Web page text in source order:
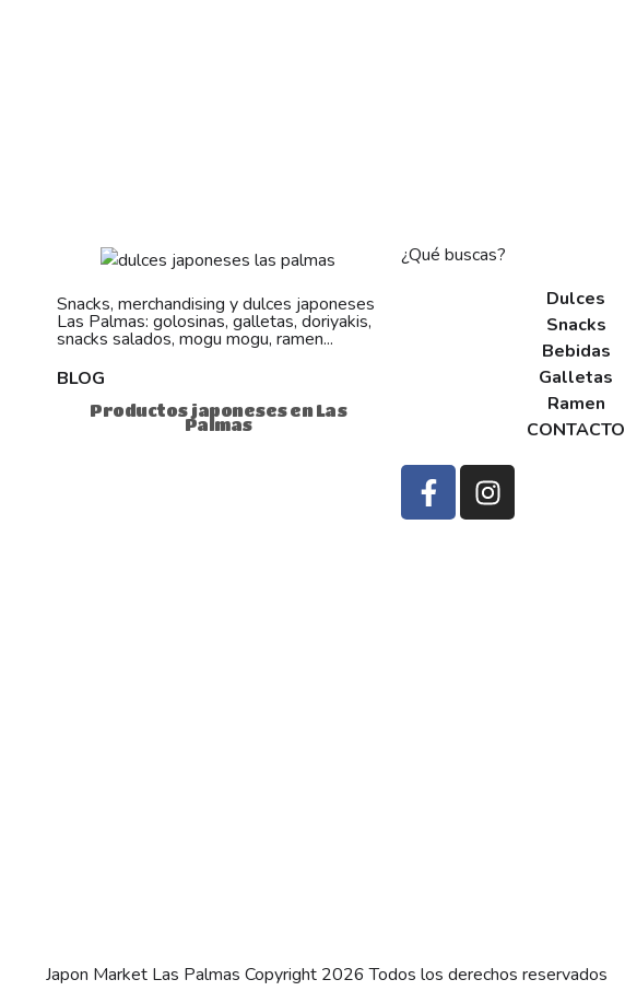
Snacks, merchandising y dulces japoneses
Las Palmas: golosinas, galletas, doriyakis,
snacks salados, mogu mogu, ramen...
BLOG
Productos japoneses en Las
Palmas
¿Qué buscas?
Dulces
Snacks
Bebidas
Galletas
Ramen
CONTACTO
Japon Market Las Palmas Copyright 2026 Todos los derechos reservados